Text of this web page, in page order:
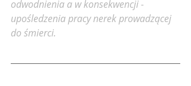
odwodnienia a w konsekwencji -
upośledzenia pracy nerek prowadzącej
do śmierci.